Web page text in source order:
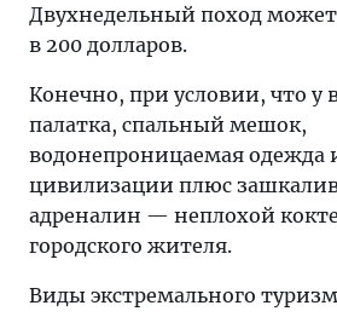
Двухнедельный поход может
в 200 долларов.
Конечно, при условии, что у
палатка, спальный мешок,
водонепроницаемая одежда
цивилизации плюс
адреналин — неплохой
городского жителя.
Виды экстремального